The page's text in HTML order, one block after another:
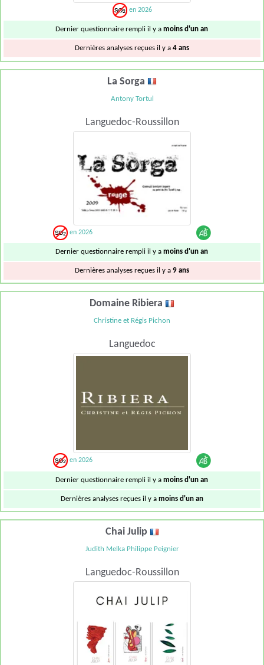
en 2026
Dernier questionnaire rempli il y amoins d'un an
Dernières analyses reçues il y a 4 ans
La Sorga
Antony Tortul
Languedoc-Roussillon
en 2026
Dernier questionnaire rempli il y amoins d'un an
Dernières analyses reçues il y a 9 ans
Domaine Ribiera
Christine et Régis Pichon
Languedoc
en 2026
Dernier questionnaire rempli il y amoins d'un an
Dernières analyses reçues il y a moins d'un an
Chai Julip
Judith Melka Philippe Peignier
Languedoc-Roussillon